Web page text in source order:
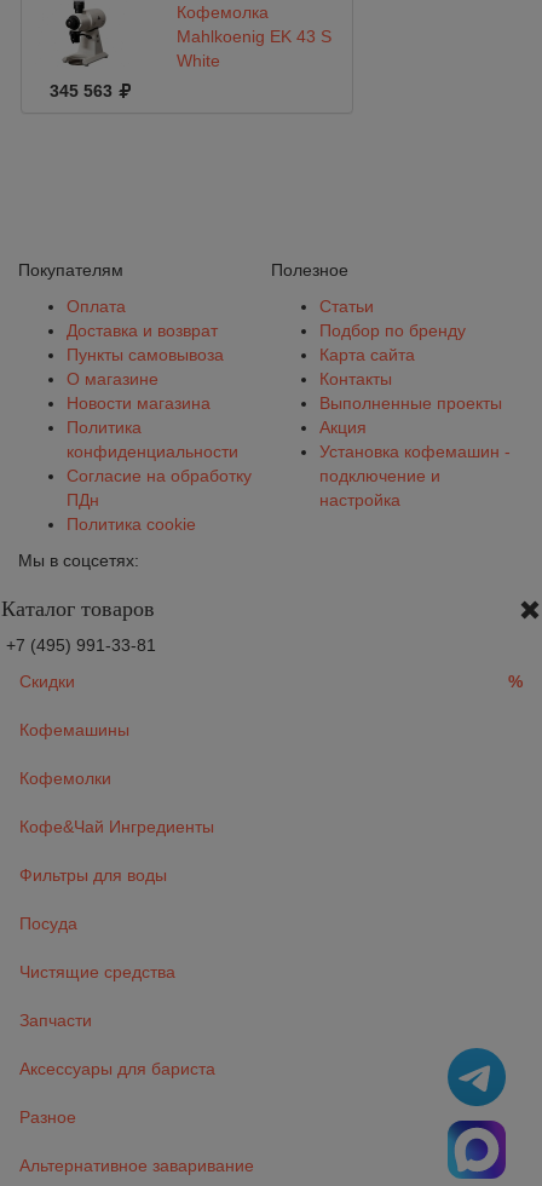
Кофемолка
Mahlkoenig EK 43 S
White
345 563
Покупателям
Оплата
Доставка и возврат
Пункты самовывоза
О магазине
Новости магазина
Политика
конфиденциальности
Согласие на обработку
ПДн
Политика cookie
Полезное
Статьи
Подбор по бренду
Карта сайта
Контакты
Выполненные проекты
Акция
Установка кофемашин -
подключение и
настройка
Мы в соцсетях:
Каталог товаров
+7 (495) 991-33-81
Скидки
%
Кофемашины
Кофемолки
Кофе&Чай Ингредиенты
Фильтры для воды
Посуда
Чистящие средства
Запчасти
Аксессуары для бариста
Разное
Альтернативное заваривание